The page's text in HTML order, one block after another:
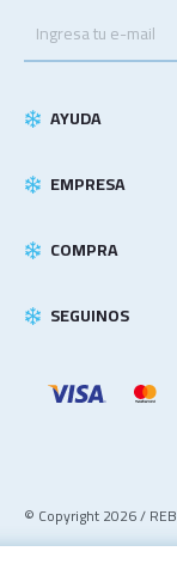
AYUDA
EMPRESA
COMPRA
SEGUINOS
© Copyright 2026 /